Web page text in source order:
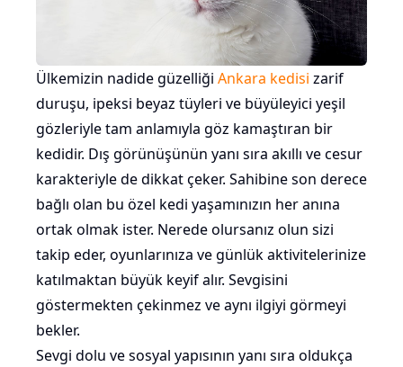
Ülkemizin nadide güzelliği Ankara kedisi zarif
duruşu, ipeksi beyaz tüyleri ve büyüleyici yeşil
gözleriyle tam anlamıyla göz kamaştıran bir
kedidir. Dış görünüşünün yanı sıra akıllı ve cesur
karakteriyle de dikkat çeker. Sahibine son derece
bağlı olan bu özel kedi yaşamınızın her anına
ortak olmak ister. Nerede olursanız olun sizi
takip eder, oyunlarınıza ve günlük aktivitelerinize
katılmaktan büyük keyif alır. Sevgisini
göstermekten çekinmez ve aynı ilgiyi görmeyi
bekler.
Sevgi dolu ve sosyal yapısının yanı sıra oldukça